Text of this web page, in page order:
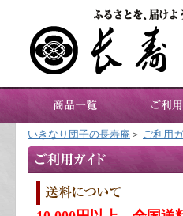
いきなり団子の長寿庵 ＞ ご利用